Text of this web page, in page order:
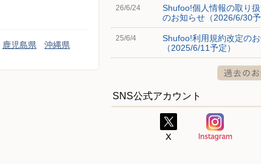
鹿児島県 沖縄県
26/6/24
Shufoo!個人情報の取り
のお知らせ（2026/6/30予
25/6/4
Shufoo!利用規約改定の
（2025/6/11予定）
SNS公式アカウント